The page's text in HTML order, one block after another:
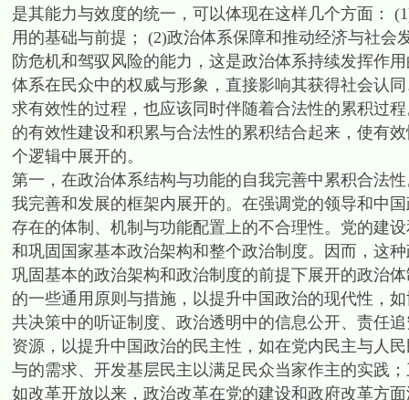
是其能力与效度的统一，可以体现在这样几个方面：
用的基础与前提； (2)政治体系保障和推动经济与社
防危机和驾驭风险的能力，这是政治体系持续发挥作
体系在民众中的权威与形象，直接影响其获得社会认
求有效性的过程，也应该同时伴随着合法性的累积过
的有效性建设和积累与合法性的累积结合起来，使有
个逻辑中展开的。
第一，在政治体系结构与功能的自我完善中累积合法
我完善和发展的框架内展开的。在强调党的领导和中
存在的体制、机制与功能配置上的不合理性。党的建
和巩固国家基本政治架构和整个政治制度。因而，这
巩固基本的政治架构和政治制度的前提下展开的政治
的一些通用原则与措施，以提升中国政治的现代性，
共决策中的听证制度、政治透明中的信息公开、责任
资源，以提升中国政治的民主性，如在党内民主与人
与的需求、开发基层民主以满足民众当家作主的实践
如改革开放以来，政治改革在党的建设和政府改革方